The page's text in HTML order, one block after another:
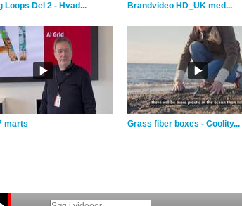
Loops Del 2 - Hvad... Brandvideo HD_UK med...
marts Grass fiber boxes - Coolity...